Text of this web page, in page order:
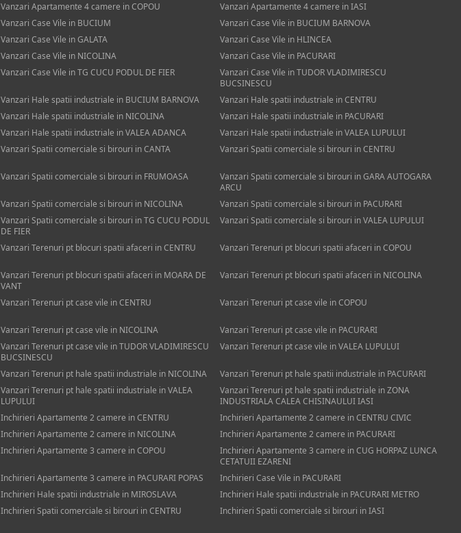
Vanzari Apartamente 4 camere in COPOU
Vanzari Apartamente 4 camere in IASI
Vanzari Case Vile in BUCIUM
Vanzari Case Vile in BUCIUM BARNOVA
Vanzari Case Vile in GALATA
Vanzari Case Vile in HLINCEA
Vanzari Case Vile in NICOLINA
Vanzari Case Vile in PACURARI
Vanzari Case Vile in TG CUCU PODUL DE FIER
Vanzari Case Vile in TUDOR VLADIMIRESCU
BUCSINESCU
Vanzari Hale spatii industriale in BUCIUM BARNOVA
Vanzari Hale spatii industriale in CENTRU
Vanzari Hale spatii industriale in NICOLINA
Vanzari Hale spatii industriale in PACURARI
Vanzari Hale spatii industriale in VALEA ADANCA
Vanzari Hale spatii industriale in VALEA LUPULUI
Vanzari Spatii comerciale si birouri in CANTA Vanzari Spatii comerciale si birouri in CENTRU
Vanzari Spatii comerciale si birouri in FRUMOASA
Vanzari Spatii comerciale si birouri in GARA AUTOGARA
ARCU
Vanzari Spatii comerciale si birouri in NICOLINA
Vanzari Spatii comerciale si birouri in PACURARI
Vanzari Spatii comerciale si birouri in TG CUCU PODUL
DE FIER
Vanzari Spatii comerciale si birouri in VALEA LUPULUI
Vanzari Terenuri pt blocuri spatii afaceri in CENTRU Vanzari Terenuri pt blocuri spatii afaceri in COPOU
Vanzari Terenuri pt blocuri spatii afaceri in MOARA DE
VANT
Vanzari Terenuri pt blocuri spatii afaceri in NICOLINA
Vanzari Terenuri pt case vile in CENTRU Vanzari Terenuri pt case vile in COPOU
Vanzari Terenuri pt case vile in NICOLINA
Vanzari Terenuri pt case vile in PACURARI
Vanzari Terenuri pt case vile in TUDOR VLADIMIRESCU
BUCSINESCU
Vanzari Terenuri pt case vile in VALEA LUPULUI
Vanzari Terenuri pt hale spatii industriale in NICOLINA
Vanzari Terenuri pt hale spatii industriale in PACURARI
Vanzari Terenuri pt hale spatii industriale in VALEA
LUPULUI
Vanzari Terenuri pt hale spatii industriale in ZONA
INDUSTRIALA CALEA CHISINAULUI IASI
Inchirieri Apartamente 2 camere in CENTRU
Inchirieri Apartamente 2 camere in CENTRU CIVIC
Inchirieri Apartamente 2 camere in NICOLINA
Inchirieri Apartamente 2 camere in PACURARI
Inchirieri Apartamente 3 camere in COPOU
Inchirieri Apartamente 3 camere in CUG HORPAZ LUNCA
CETATUII EZARENI
Inchirieri Apartamente 3 camere in PACURARI POPAS
Inchirieri Case Vile in PACURARI
Inchirieri Hale spatii industriale in MIROSLAVA
Inchirieri Hale spatii industriale in PACURARI METRO
Inchirieri Spatii comerciale si birouri in CENTRU Inchirieri Spatii comerciale si birouri in IASI